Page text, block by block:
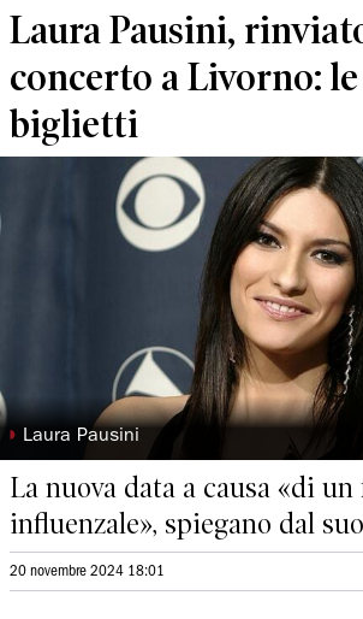
Laura Pausini,
concerto a Livorno:
biglietti
◗ Laura Pausini
La nuova data a causa «di
influenzale», spiegano dal
20 novembre 2024 18:01